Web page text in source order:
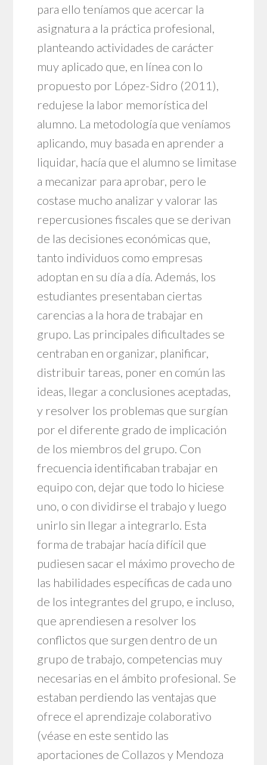
para ello teníamos que acercar la
asignatura a la práctica profesional,
planteando actividades de carácter
muy aplicado que, en línea con lo
propuesto por López-Sidro (2011),
redujese la labor memorística del
alumno. La metodología que veníamos
aplicando, muy basada en aprender a
liquidar, hacía que el alumno se limitase
a mecanizar para aprobar, pero le
costase mucho analizar y valorar las
repercusiones fiscales que se derivan
de las decisiones económicas que,
tanto individuos como empresas
adoptan en su día a día. Además, los
estudiantes presentaban ciertas
carencias a la hora de trabajar en
grupo. Las principales dificultades se
centraban en organizar, planificar,
distribuir tareas, poner en común las
ideas, llegar a conclusiones aceptadas,
y resolver los problemas que surgían
por el diferente grado de implicación
de los miembros del grupo. Con
frecuencia identificaban trabajar en
equipo con, dejar que todo lo hiciese
uno, o con dividirse el trabajo y luego
unirlo sin llegar a integrarlo. Esta
forma de trabajar hacía difícil que
pudiesen sacar el máximo provecho de
las habilidades específicas de cada uno
de los integrantes del grupo, e incluso,
que aprendiesen a resolver los
conflictos que surgen dentro de un
grupo de trabajo, competencias muy
necesarias en el ámbito profesional. Se
estaban perdiendo las ventajas que
ofrece el aprendizaje colaborativo
(véase en este sentido las
aportaciones de Collazos y Mendoza